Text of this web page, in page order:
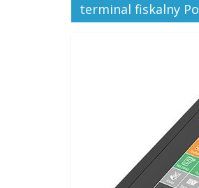
terminal fiskalny